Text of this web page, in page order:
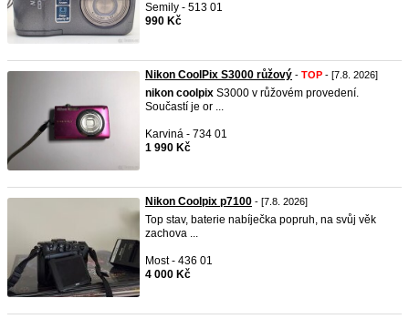
Semily - 513 01
990 Kč
Nikon CoolPix S3000 růžový - TOP - [7.8. 2026]
nikon coolpix S3000 v růžovém provedení.
Součastí je or ...
Karviná - 734 01
1 990 Kč
Nikon Coolpix p7100 - [7.8. 2026]
Top stav, baterie nabíječka popruh, na svůj věk
zachova ...
Most - 436 01
4 000 Kč